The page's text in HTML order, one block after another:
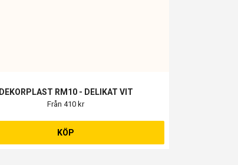
DEKORPLAST RM10 - DELIKAT VIT
Från 410 kr
KÖP